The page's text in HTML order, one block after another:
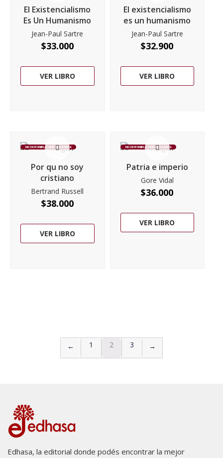
El Existencialismo
Es Un Humanismo
Jean-Paul Sartre
$33.000
VER LIBRO
El existencialismo
es un humanismo
Jean-Paul Sartre
$32.900
VER LIBRO
NO DISPONIBLE TEMPORALMENTE
Por qu no soy
cristiano
Bertrand Russell
$38.000
VER LIBRO
NO DISPONIBLE TEMPORALMENTE
Patria e imperio
Gore Vidal
$36.000
VER LIBRO
← 1 2 3 →
Edhasa, la editorial donde podés encontrar la mejor